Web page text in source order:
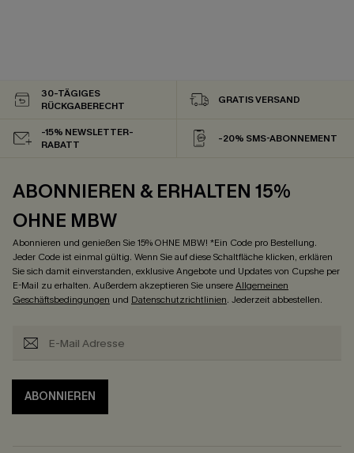
30-TÄGIGES
RÜCKGABERECHT
GRATIS VERSAND
-15% NEWSLETTER-
RABATT
-20% SMS-ABONNEMENT
ABONNIEREN & ERHALTEN 15%
OHNE MBW
Abonnieren und genießen Sie 15% OHNE MBW! *Ein Code pro Bestellung.
Jeder Code ist einmal gültig. Wenn Sie auf diese Schaltfläche klicken, erklären
Sie sich damit einverstanden, exklusive Angebote und Updates von Cupshe per
E-Mail zu erhalten. Außerdem akzeptieren Sie unsereAllgemeinen
Geschäftsbedingungen und Datenschutzrichtlinien. Jederzeit abbestellen.
ABONNIEREN